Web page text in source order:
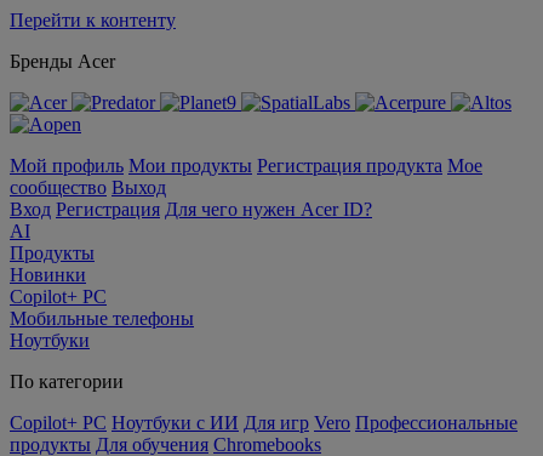
Перейти к контенту
Бренды Acer
Мой профиль Мои продукты Регистрация продукта Мое
сообщество Выход
Вход Регистрация Для чего нужен Acer ID?
AI
Продукты
Новинки
Copilot+ PC
Мобильные телефоны
Ноутбуки
По категории
Copilot+ PC Ноутбуки с ИИ Для игр Vero Профессиональные
продукты Для обучения Chromebooks